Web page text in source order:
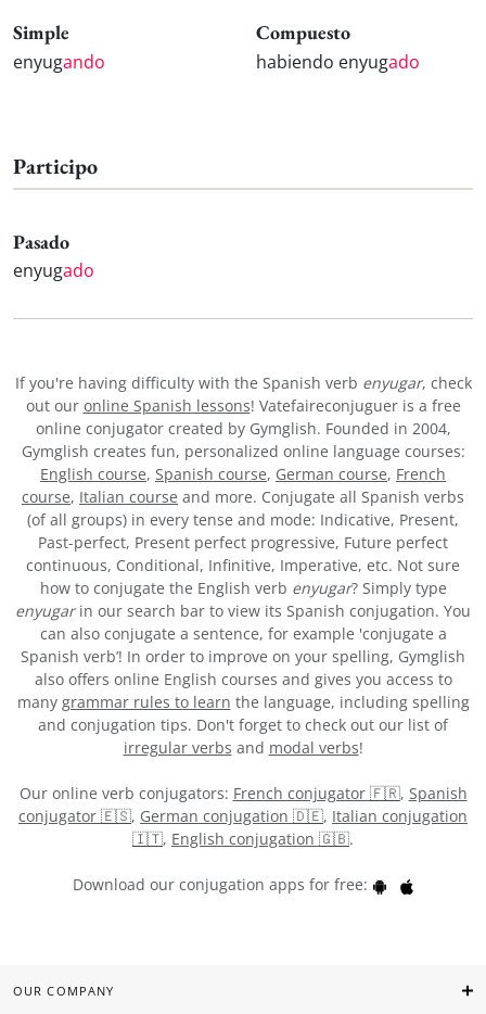
Simple
enyugando
Compuesto
habiendo enyugado
Participo
Pasado
enyugado
If you're having difficulty with the Spanish verb enyugar, check
out our online Spanish lessons! Vatefaireconjuguer is a free
online conjugator created by Gymglish. Founded in 2004,
Gymglish creates fun, personalized online language courses:
English course, Spanish course, German course, French
course, Italian course and more. Conjugate all Spanish verbs
(of all groups) in every tense and mode: Indicative, Present,
Past-perfect, Present perfect progressive, Future perfect
continuous, Conditional, Infinitive, Imperative, etc. Not sure
how to conjugate the English verb enyugar? Simply type
enyugarin our search bar to view its Spanish conjugation. You
can also conjugate a sentence, for example 'conjugate a
Spanish verb’! In order to improve on your spelling, Gymglish
also offers online English courses and gives you access to
many grammar rules to learn the language, including spelling
and conjugation tips. Don't forget to check out our list of
irregular verbs and modal verbs!
Our online verb conjugators: French conjugator 🇫🇷, Spanish
conjugator 🇪🇸, German conjugation 🇩🇪, Italian conjugation
🇮🇹, English conjugation 🇬🇧.
Download our conjugation apps for free:
OUR COMPANY